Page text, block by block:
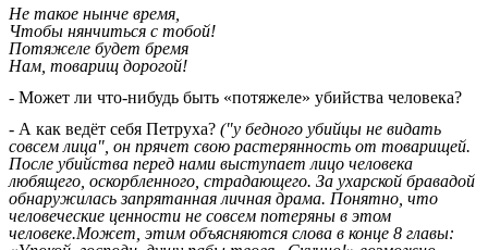
Не такое нынче время,
Чтобы нянчиться с тобой!
Потяжеле будет бремя
Нам, товарищ дорогой!
- Может ли что-нибудь быть «потяжеле» убийства человека?
- А как ведёт себя Петруха? ("у бедного убийцы не видать
совсем лица", он прячет свою растерянность от товарищей.
После убийства перед нами выступает лицо человека
любящего, оскорбленного, страдающего. За ухарской бравадой
обнаружилась запрятанная личная драма. Понятно, что
человеческие ценности не совсем потеряны в этом
человеке.Может, этим объясняются слова в конце 8 главы: